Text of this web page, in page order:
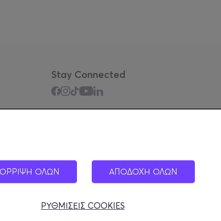
ΟΛΩΝ ΑΠΟΔΟΧΗ ΟΛΩΝ
ΡΥΘΜΙΣΕΙΣ COOKIES
Stay Connected